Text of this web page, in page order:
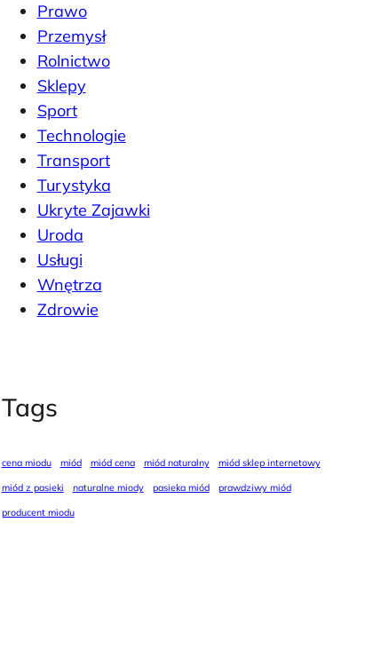
Prawo
Przemysł
Rolnictwo
Sklepy
Sport
Technologie
Transport
Turystyka
Ukryte Zajawki
Uroda
Usługi
Wnętrza
Zdrowie
Tags
cena miodu miód miód cena miód naturalny
miód sklep internetowy
miód z pasieki
naturalne miody pasieka miód
prawdziwy miód
producent miodu